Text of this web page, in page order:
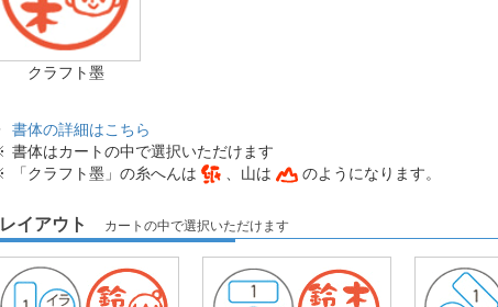
クラフト墨
書体の詳細はこちら
書体はカートの中で選択いただけます
「クラフト墨」の糸へんは
、山は のようになります。
レイアウト カートの中で選択いただけます